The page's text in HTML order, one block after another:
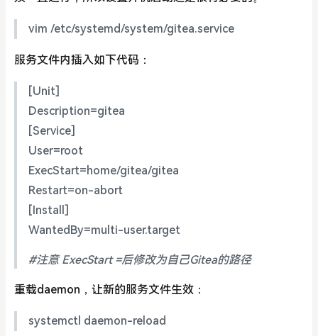
vim /etc/systemd/system/gitea.service
服务文件内插入如下代码：
[Unit]
Description=gitea
[Service]
User=root
ExecStart=home/gitea/gitea
Restart=on-abort
[Install]
WantedBy=multi-user.target
#注意 ExecStart =后修改为自己Gitea的路径
重载daemon，让新的服务文件生效：
systemctl daemon-reload